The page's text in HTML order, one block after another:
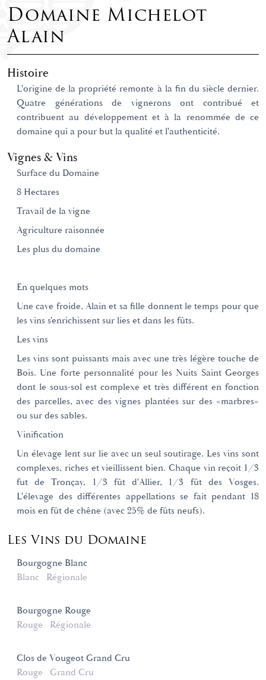
Domaine Michelot
Alain
Histoire
L'origine de la propriété remonte à la fin du siècle dernier.
Quatre générations de vignerons ont contribué et
contribuent au développement et à la renommée de ce
domaine qui a pour but la qualité et l'authenticité.
Vignes & Vins
Surface du Domaine
8 Hectares
Travail de la vigne
Agriculture raisonnée
Les plus du domaine
En quelques mots
Une cave froide, Alain et sa fille donnent le temps pour que
les vins s'enrichissent sur lies et dans les fûts.
Les vins
Les vins sont puissants mais avec une très légère touche de
Bois. Une forte personnalité pour les Nuits Saint Georges
dont le sous-sol est complexe et très différent en fonction
des parcelles, avec des vignes plantées sur des «marbres»
ou sur des sables.
Vinification
Un élevage lent sur lie avec un seul soutirage. Les vins sont
complexes, riches et vieillissent bien. Chaque vin reçoit 1/3
fut de Tronçay, 1/3 fût d'Allier, 1/3 fût des Vosges.
L'élevage des différentes appellations se fait pendant 18
mois en fût de chêne (avec 25% de fûts neufs).
Les Vins du Domaine
Bourgogne Blanc
Blanc
Régionale
Bourgogne Rouge
Rouge
Régionale
Clos de Vougeot Grand Cru
Rouge
Grand Cru